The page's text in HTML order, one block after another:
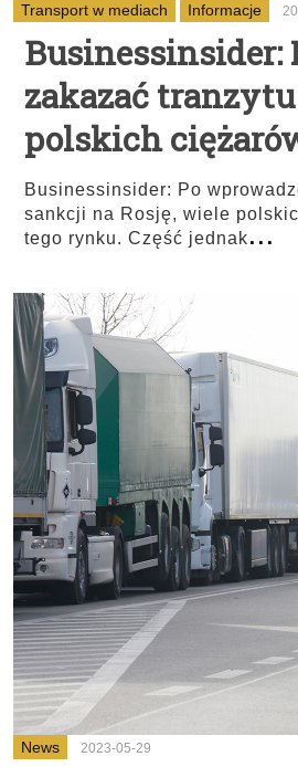
Transport w mediach Informacje
Businessinsider:
zakazać
polskich
Businessinsider: Po
sankcji na Rosję, wiele
tego rynku. Część jednak...
News 2023-05-29